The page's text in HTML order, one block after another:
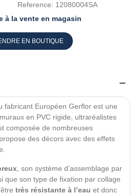
Reference: 12080004SA
à la vente en magasin
EN BOUTIQUE
fabricant Européen Gerflor est une
en PVC rigide, ultraréalistes
composée de nombreuses
des décors avec des effets
, son système d’assemblage par
que son type de fixation par collage
très résistante à l’eau et donc